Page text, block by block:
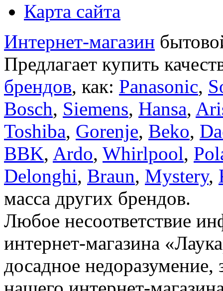
Карта сайта
Интернет-магазин
Предлагает купить
брендов, как: Panasonic,
Bosch, Siemens, Hansa,
Toshiba, Gorenje, Beko,
BBK, Ardo, Whirlpool,
Delonghi, Braun, Mystery,
масса других брендов.
Любое несоответствие
интернет-магазина
досадное недоразумение,